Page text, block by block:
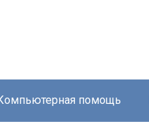
помощь